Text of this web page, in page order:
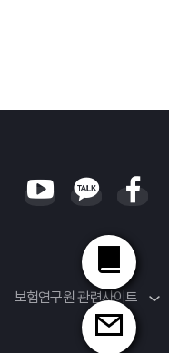
보험연구원 관련사이트